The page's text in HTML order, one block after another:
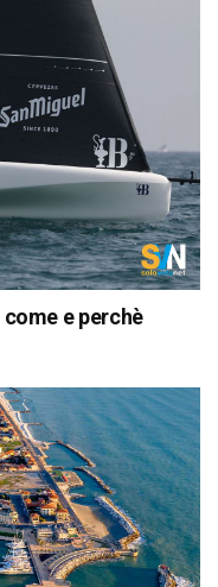
e perchè